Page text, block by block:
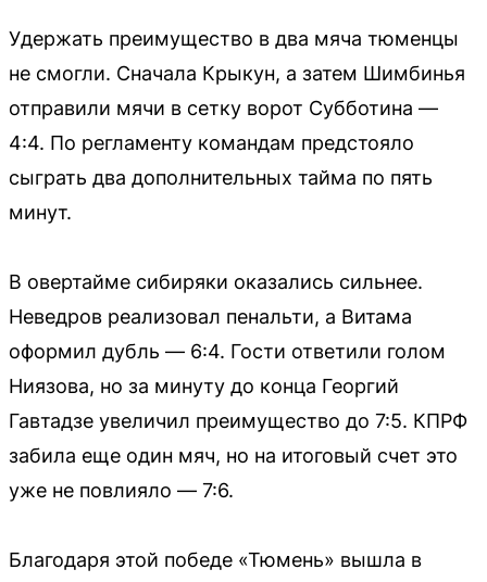
Удержать преимущество в два мяча тюменцы
не смогли. Сначала Крыкун, а затем Шимбинья
отправили мячи в сетку ворот Субботина —
4:4. По регламенту командам предстояло
сыграть два дополнительных тайма по пять
минут.
В овертайме сибиряки оказались сильнее.
Неведров реализовал пенальти, а Витама
оформил дубль — 6:4. Гости ответили голом
Ниязова, но за минуту до конца Георгий
Гавтадзе увеличил преимущество до 7:5. КПРФ
забила еще один мяч, но на итоговый счет это
уже не повлияло — 7:6.
Благодаря этой победе «Тюмень» вышла в